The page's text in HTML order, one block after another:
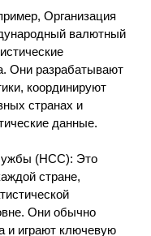
Организация
валютный
Они разрабатывают
координируют
странах и
данные.
(НСС): Это
стране,
Они обычно
и играют ключевую